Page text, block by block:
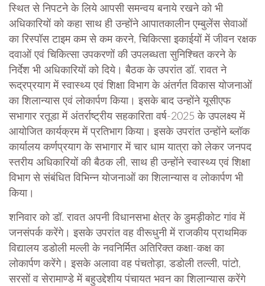
स्थित से निपटने के लिये आपसी समन्वय बनाये रखने को भी
अधिकारियों को कहा साथ ही उन्होंने आपातकालीन एम्बुलेंस सेवाओं
का रिस्पॉस टाइम कम से कम करने, चिकित्सा इकाईयों में जीवन रक्षक
दवाओं एवं चिकित्सा उपकरणों की उपलब्धता सुनिश्चित करने के
निर्देश भी अधिकारियों को दिये। बैठक के उपरांत डॉ. रावत ने
रूद्रप्रयाग में स्वास्थ्य एवं शिक्षा विभाग के अंतर्गत विकास योजनाओं
का शिलान्यास एवं लोकार्पण किया। इसके बाद उन्होंने यूसीएफ
सभागार रतूडा में अंतर्राष्ट्रीय सहकारिता वर्ष-2025 के उपलक्ष्य में
आयोजित कार्यक्रम में प्रतिभाग किया। इसके उपरांत उन्होंने ब्लॉक
कार्यालय कर्णप्रयाग के सभागार में चार धाम यात्रा को लेकर जनपद
स्तरीय अधिकारियों की बैठक ली, साथ ही उन्होंने स्वास्थ्य एवं शिक्षा
विभाग से संबंधित विभिन्न योजनाओं का शिलान्यास व लोकार्पण भी
किया।
शनिवार को डॉ. रावत अपनी विधानसभा क्षेत्र के डुमड़ीकोट गांव में
जनसंपर्क करेंगे। इसके उपरांत वह वीरूधुनी में राजकीय प्राथमिक
विद्यालय डडोली मल्ली के नवनिर्मित अतिरिक्त कक्षा-कक्ष का
लोकार्पण करेंगे। इसके अलावा वह पंचतोड़ा, डडोली तल्ली, पांटो,
सरसों व सेरामाण्डे में बहुउद्देशीय पंचायत भवन का शिलान्यास करेंगे